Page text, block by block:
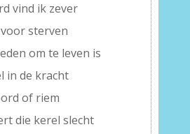
vind ik zever
sterven
om te leven is
in de kracht
of riem
die kerel slecht